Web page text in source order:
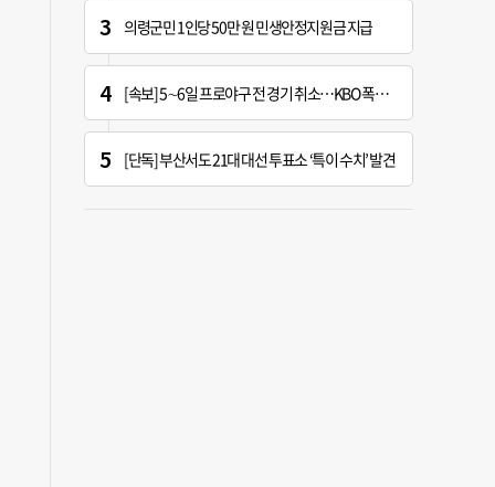
의령군민 1인당 50만 원 민생안정지원금 지급
[속보] 5∼6일 프로야구 전 경기 취소…KBO 폭염 긴급대책 회의 개최
[단독] 부산서도 21대 대선 투표소 ‘특이 수치’ 발견